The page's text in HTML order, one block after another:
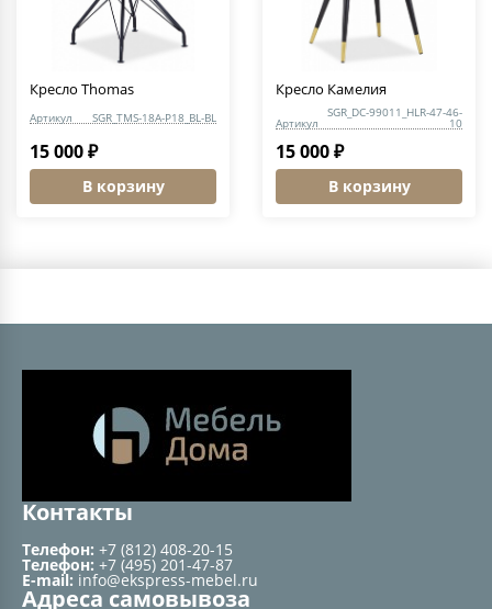
Кресло Thomas
Артикул SGR_TMS-18A-P18_BL-BL
15 000 ₽
В корзину
Кресло Камелия
Артикул
SGR_DC-99011_HLR-47-46-
10
15 000 ₽
В корзину
Контакты
Телефон: +7 (812) 408-20-15
Телефон: +7 (495) 201-47-87
E-mail: info@ekspress-mebel.ru
Адреса самовывоза